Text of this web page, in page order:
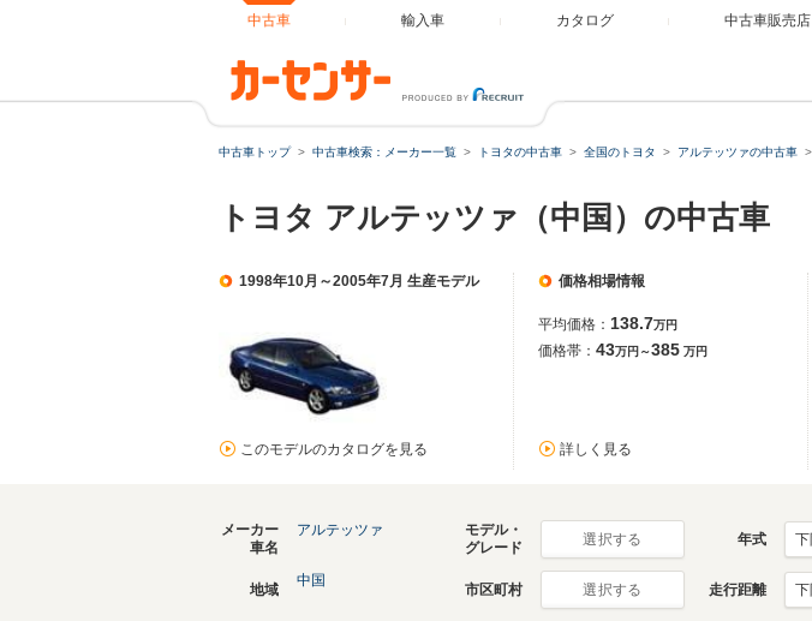
中古車 輸入車 カタログ 中古車販売店
中古車トップ 中古車検索：メーカー一覧 トヨタの中古車 全国のトヨタ アルテッツァの中古車
トヨタ アルテッツァ（中国）の中古車
1998年10月～2005年7月 生産モデル
このモデルのカタログを見る
価格相場情報
平均価格： 138.7万円
価格帯： 43万円～385 万円
詳しく見る
メーカー
車名
アルテッツァ
モデル・
グレード
選択する 年式
地域
中国
市区町村 選択する 走行距離